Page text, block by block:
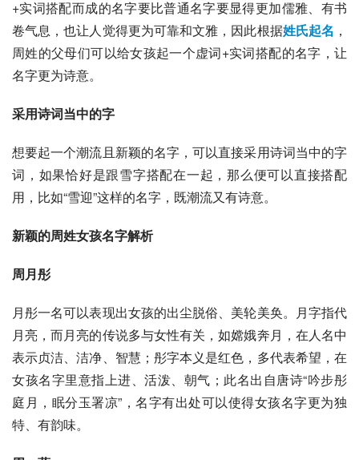
+实词搭配而成的名字要比普通名字要显得更加儒雅、有书
卷气息，也让人觉得更为可靠和文雅，因此根据姓氏起名 ，
周姓的父母们可以给女孩起一个虚词+实词搭配的名字，让
名字更为诗意。
采用诗词当中的字
想要起一个潮流且新颖的名字，可以直接采用诗词当中的字
词，如果恰好是跟雪字搭配在一起，那么便可以直接搭配
用，比如“雪迎”这样的名字，既潮流又有诗意。
新颖的周姓女孩名字解析
周月彤
月彤一名可以表现出女孩的出尘脱俗、美轮美奂。月字指代
月亮，而月亮的传说多与女性有关，如嫦娥奔月，在人名中
表示贞洁、洁净、智慧；彤字本义是红色，多代表希望，在
女孩名字里意指上进、活泼、朝气；此名出自唐诗“吟步彤
庭月，眠分玉署凉”，名字有出处可以使得女孩名字更为独
特、有韵味。